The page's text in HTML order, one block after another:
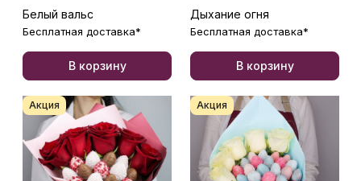
Белый вальс
Бесплатная доставка*
В корзину
Дыхание огня
Бесплатная доставка*
В корзину
Акция Акция